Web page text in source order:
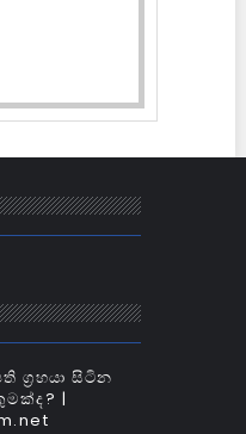
ග්‍රහයා සිටින
|